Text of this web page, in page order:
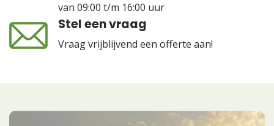
van 09:00 t/m 16:00 uur
Stel een vraag
Vraag vrijblijvend een offerte aan!